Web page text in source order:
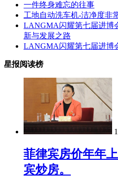
一件终身难忘的往事
工地自动洗车机-洁净度非
LANGMA闪耀第七届进博
新与发展之路
LANGMA闪耀第七届进博
星报阅读榜
1
菲律宾房价年年
宾炒房。